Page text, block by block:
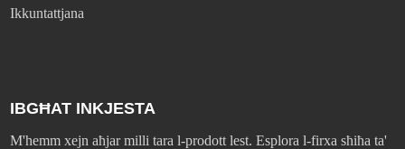
Ikkuntattjana
IBGĦAT INKJESTA
M'hemm xejn aħjar milli tara l-prodott lest. Esplora l-firxa sħiħa ta'